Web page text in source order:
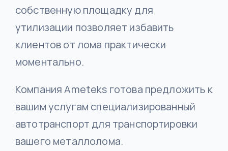
собственную площадку для
утилизации позволяет избавить
клиентов от лома практически
моментально.
Компания Ameteks готова предложить к
вашим услугам специализированный
автотранспорт для транспортировки
вашего металлолома.